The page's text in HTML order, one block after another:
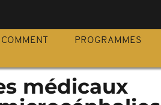
PROGRAMMES
médicaux